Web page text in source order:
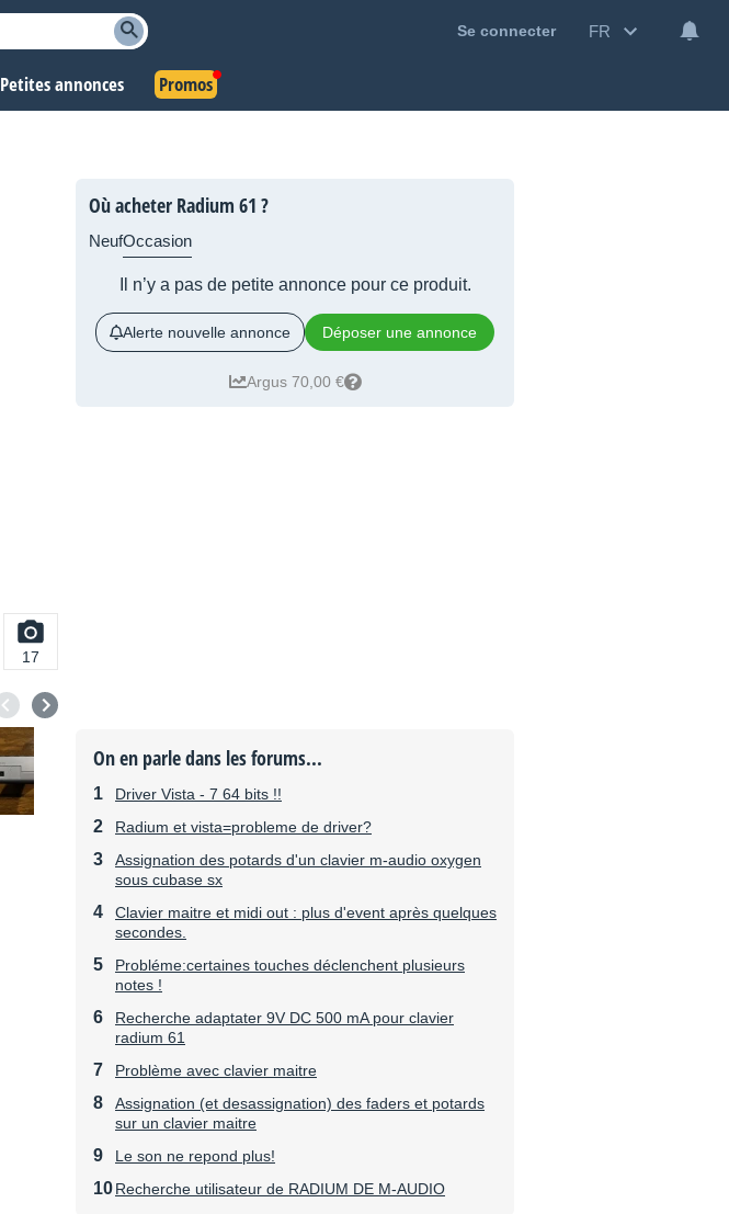
Se connecter FR
Petites annonces Promos
17
Où acheter Radium 61 ?
NeufOccasion
Il n’y a pas de petite annonce pour ce produit.
Alerte nouvelle annonce Déposer une annonce
Argus 70,00 €
On en parle dans les forums...
Driver Vista - 7 64 bits !!
Radium et vista=probleme de driver?
Assignation des potards d'un clavier m-audio oxygen
sous cubase sx
Clavier maitre et midi out : plus d'event après quelques
secondes.
Probléme:certaines touches déclenchent plusieurs
notes !
Recherche adaptater 9V DC 500 mA pour clavier
radium 61
Problème avec clavier maitre
Assignation (et desassignation) des faders et potards
sur un clavier maitre
Le son ne repond plus!
Recherche utilisateur de RADIUM DE M-AUDIO